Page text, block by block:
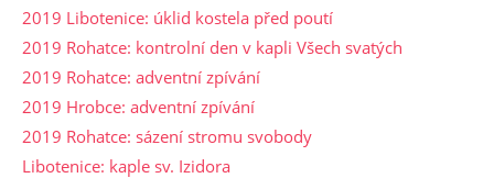
2019 Libotenice: úklid kostela před poutí
2019 Rohatce: kontrolní den v kapli Všech svatých
2019 Rohatce: adventní zpívání
2019 Hrobce: adventní zpívání
2019 Rohatce: sázení stromu svobody
Libotenice: kaple sv. Izidora